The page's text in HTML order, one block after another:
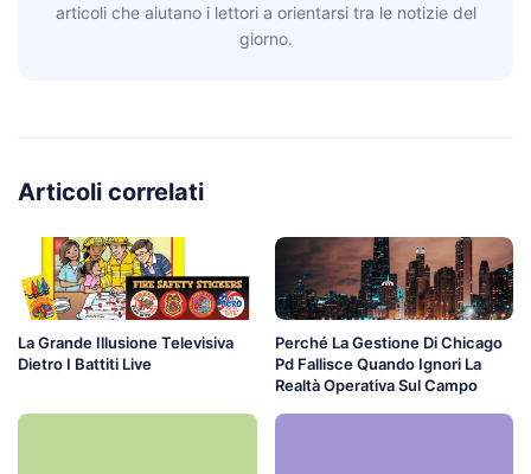
articoli che aiutano i lettori a orientarsi tra le notizie del
giorno.
Articoli correlati
La Grande Illusione Televisiva
Dietro I Battiti Live
Perché La Gestione Di Chicago
Pd Fallisce Quando Ignori La
Realtà Operativa Sul Campo